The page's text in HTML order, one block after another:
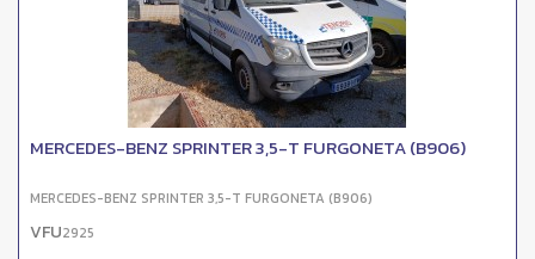
MERCEDES-BENZ SPRINTER 3,5-T FURGONETA (B906)
MERCEDES-BENZ SPRINTER 3,5-T FURGONETA (B906)
VFU2925